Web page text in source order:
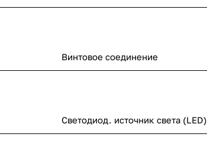
Винтовое соединение
Светодиод. источник света (LED)